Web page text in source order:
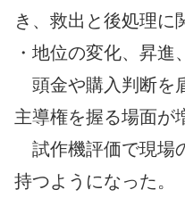
き、救出と後処理に
・地位の変化、昇
頭金や購入判断を
主導権を握る場面が
試作機評価で現場
持つようになった。